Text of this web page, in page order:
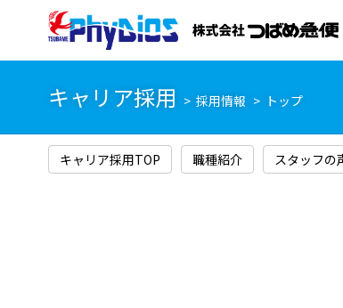
キャリア採用 採用情報 トップ
キャリア採用TOP 職種紹介 スタッフの